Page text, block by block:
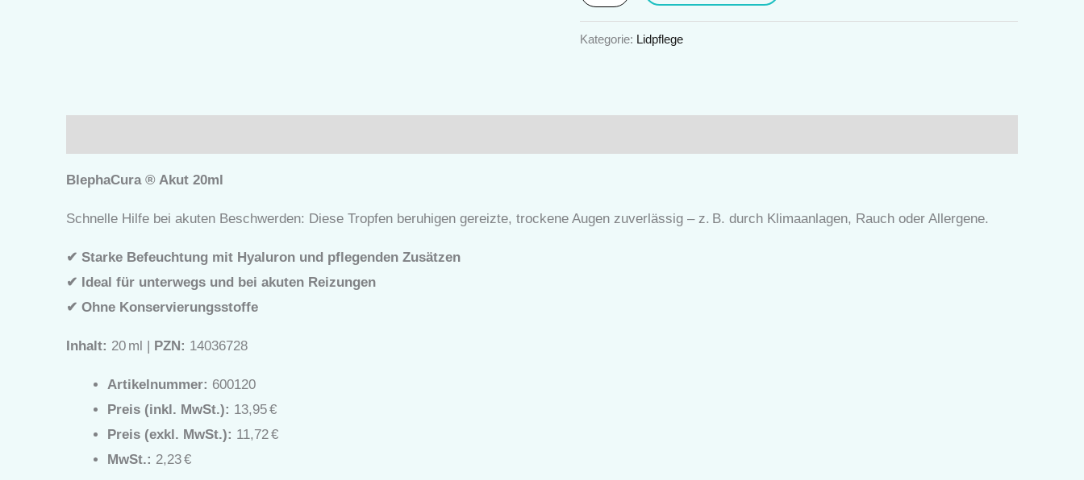
Kategorie: Lidpflege
BlephaCura ® Akut 20ml
Schnelle Hilfe bei akuten Beschwerden: Diese Tropfen beruhigen gereizte, trockene Augen zuverlässig – z. B. durch Klimaanlagen, Rauch oder Allergene.
✔ Starke Befeuchtung mit Hyaluron und pflegenden Zusätzen
✔ Ideal für unterwegs und bei akuten Reizungen
✔ Ohne Konservierungsstoffe
Inhalt: 20 ml | PZN: 14036728
Artikelnummer: 600120
Preis (inkl. MwSt.): 13,95 €
Preis (exkl. MwSt.): 11,72 €
MwSt.: 2,23 €